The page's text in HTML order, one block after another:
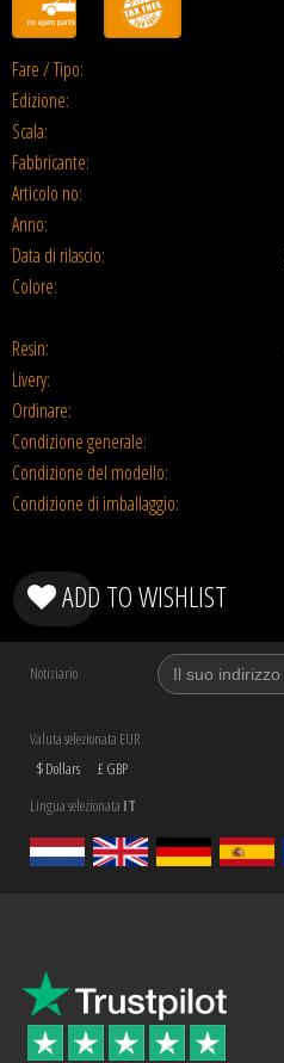
Fare / Tipo:
Edizione:
Scala:
Fabbricante:
Articolo no:
Anno:
Data di rilascio:
Colore:
Resin:
Livery:
Ordinare:
Condizione generale:
Condizione del modello:
Condizione di imballaggio:
ADD TO WISHLIST
Notiziario
Valuta selezionata EUR
$ Dollars
£ GBP
Lingua selezionata IT